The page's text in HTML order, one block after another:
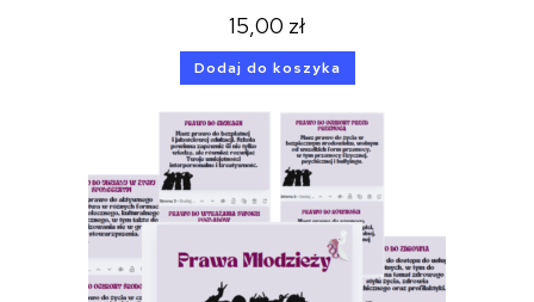
15,00 zł
Dodaj do koszyka